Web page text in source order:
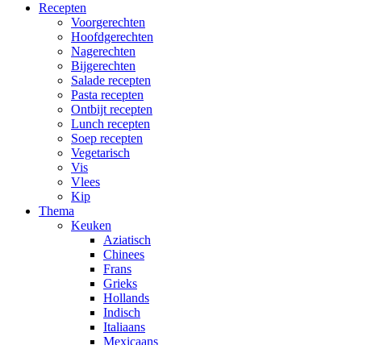
Recepten
Voorgerechten
Hoofdgerechten
Nagerechten
Bijgerechten
Salade recepten
Pasta recepten
Ontbijt recepten
Lunch recepten
Soep recepten
Vegetarisch
Vis
Vlees
Kip
Thema
Keuken
Aziatisch
Chinees
Frans
Grieks
Hollands
Indisch
Italiaans
Mexicaans